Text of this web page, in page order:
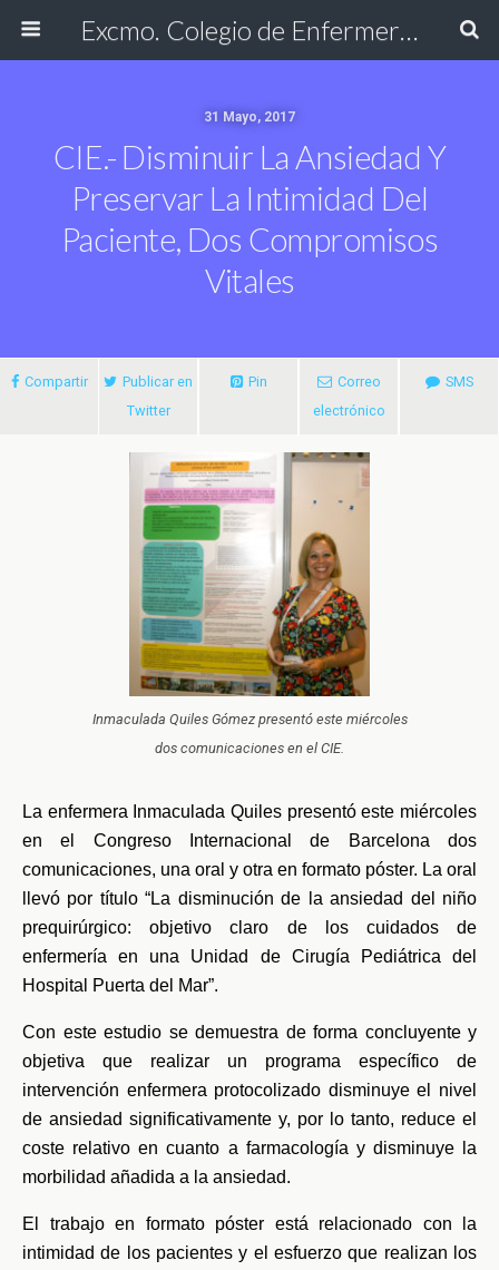
Excmo. Colegio de Enfermería de Cádiz
31 Mayo, 2017
CIE.- Disminuir La Ansiedad Y
Preservar La Intimidad Del
Paciente, Dos Compromisos
Vitales
Compartir
Publicar en
Twitter
Pin
Correo
electrónico
SMS
Inmaculada Quiles Gómez presentó este miércoles
dos comunicaciones en el CIE.
La enfermera Inmaculada Quiles presentó este miércoles
en el Congreso Internacional de Barcelona dos
comunicaciones, una oral y otra en formato póster. La oral
llevó por título “La disminución de la ansiedad del niño
prequirúrgico: objetivo claro de los cuidados de
enfermería en una Unidad de Cirugía Pediátrica del
Hospital Puerta del Mar”.
Con este estudio se demuestra de forma concluyente y
objetiva que realizar un programa específico de
intervención enfermera protocolizado disminuye el nivel
de ansiedad significativamente y, por lo tanto, reduce el
coste relativo en cuanto a farmacología y disminuye la
morbilidad añadida a la ansiedad.
El trabajo en formato póster está relacionado con la
intimidad de los pacientes y el esfuerzo que realizan los